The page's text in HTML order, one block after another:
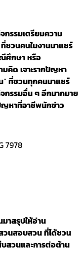
กรรมเตรียมความ
ที่ชวนคนในงานมาแชร์
ศึกษาหรือ
มคิด เจาะรากปัญหา
”ที่ชวนทุกคนมาแชร์
กรรมอื่นๆอีกมากมาย
ญหาที่อาชีพนักข่าว
มาสรุปให้อ่าน
วนสอบสวนที่ได้ชวน
สวนและการต่อต้าน